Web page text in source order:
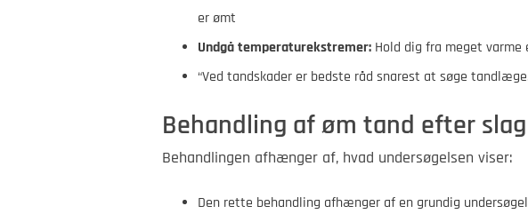
er ømt
Undgå temperaturekstremer:Hold dig fra meget varme
“Ved tandskader er bedste råd snarest at søge
Behandling af øm tand efter
Behandlingen afhænger af, hvad undersøgelsen viser:
Den rette behandling afhænger af en grundig